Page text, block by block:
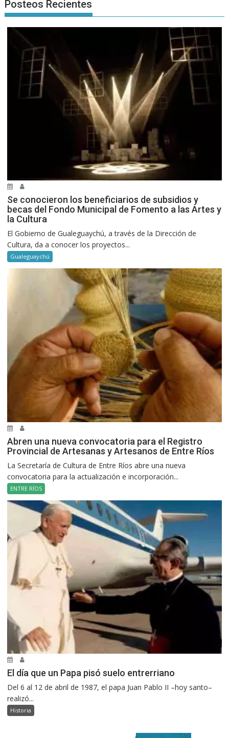
Posteos Recientes
Se conocieron los beneficiarios de subsidios y
becas del Fondo Municipal de Fomento a las Artes y
la Cultura
El Gobierno de Gualeguaychú, a través de la Dirección de
Cultura, da a conocer los proyectos...
Gualeguaychú
Abren una nueva convocatoria para el Registro
Provincial de Artesanas y Artesanos de Entre Ríos
La Secretaría de Cultura de Entre Ríos abre una nueva
convocatoria para la actualización e incorporación...
ENTRE RÍOS
El día que un Papa pisó suelo entrerriano
Del 6 al 12 de abril de 1987, el papa Juan Pablo II –hoy santo–
realizó...
Historia